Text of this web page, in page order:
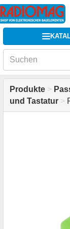
Produkte >
und Tastatur >